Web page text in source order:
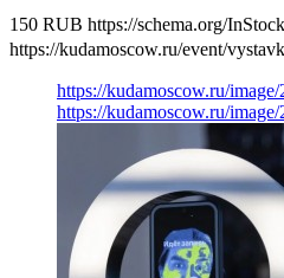
150 RUB https://schema.org/InStock
https://kudamoscow.ru/event/
https://kudamoscow.ru/
https://kudamoscow.ru/